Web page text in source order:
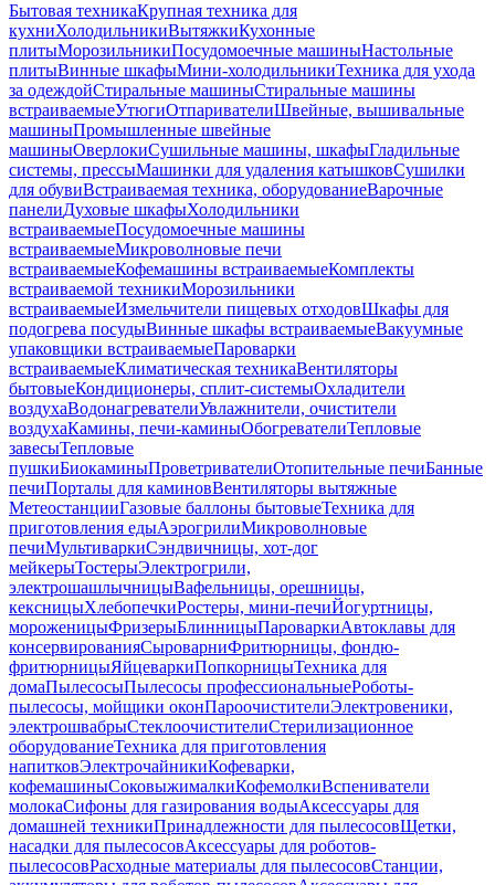
Бытовая техникаКрупная техника для
кухниХолодильникиВытяжкиКухонные
плитыМорозильникиПосудомоечные машиныНастольные
плитыВинные шкафыМини-холодильникиТехника для ухода
за одеждойСтиральные машиныСтиральные машины
встраиваемыеУтюгиОтпаривателиШвейные, вышивальные
машиныПромышленные швейные
машиныОверлокиСушильные машины, шкафыГладильные
системы, прессыМашинки для удаления катышковСушилки
для обувиВстраиваемая техника, оборудованиеВарочные
панелиДуховые шкафыХолодильники
встраиваемыеПосудомоечные машины
встраиваемыеМикроволновые печи
встраиваемыеКофемашины встраиваемыеКомплекты
встраиваемой техникиМорозильники
встраиваемыеИзмельчители пищевых отходовШкафы для
подогрева посудыВинные шкафы встраиваемыеВакуумные
упаковщики встраиваемыеПароварки
встраиваемыеКлиматическая техникаВентиляторы
бытовыеКондиционеры, сплит-системыОхладители
воздухаВодонагревателиУвлажнители, очистители
воздухаКамины, печи-каминыОбогревателиТепловые
завесыТепловые
пушкиБиокаминыПроветривателиОтопительные печиБанные
печиПорталы для каминовВентиляторы вытяжные
МетеостанцииГазовые баллоны бытовыеТехника для
приготовления едыАэрогрилиМикроволновые
печиМультиваркиСэндвичницы, хот-дог
мейкерыТостерыЭлектрогрили,
электрошашлычницыВафельницы, орешницы,
кексницыХлебопечкиРостеры, мини-печиЙогуртницы,
мороженицыФризерыБлинницыПароваркиАвтоклавы для
консервированияСыроварниФритюрницы, фондю-
фритюрницыЯйцеваркиПопкорницыТехника для
домаПылесосыПылесосы профессиональныеРоботы-
пылесосы, мойщики оконПароочистителиЭлектровеники,
электрошвабрыСтеклоочистителиСтерилизационное
оборудованиеТехника для приготовления
напитковЭлектрочайникиКофеварки,
кофемашиныСоковыжималкиКофемолкиВспениватели
молокаСифоны для газирования водыАксессуары для
домашней техникиПринадлежности для пылесосовЩетки,
насадки для пылесосовАксессуары для роботов-
пылесосовРасходные материалы для пылесосовСтанции,